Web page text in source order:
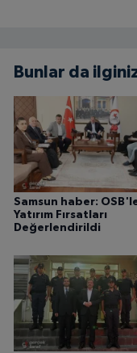
Bunlar da
Samsun haber:
Yatırım Fırsatları
Değerlendirildi